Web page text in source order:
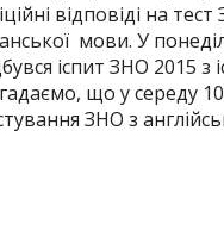
відповіді на
мови. У
іспит ЗНО 2015 з
що у середу
ЗНО з